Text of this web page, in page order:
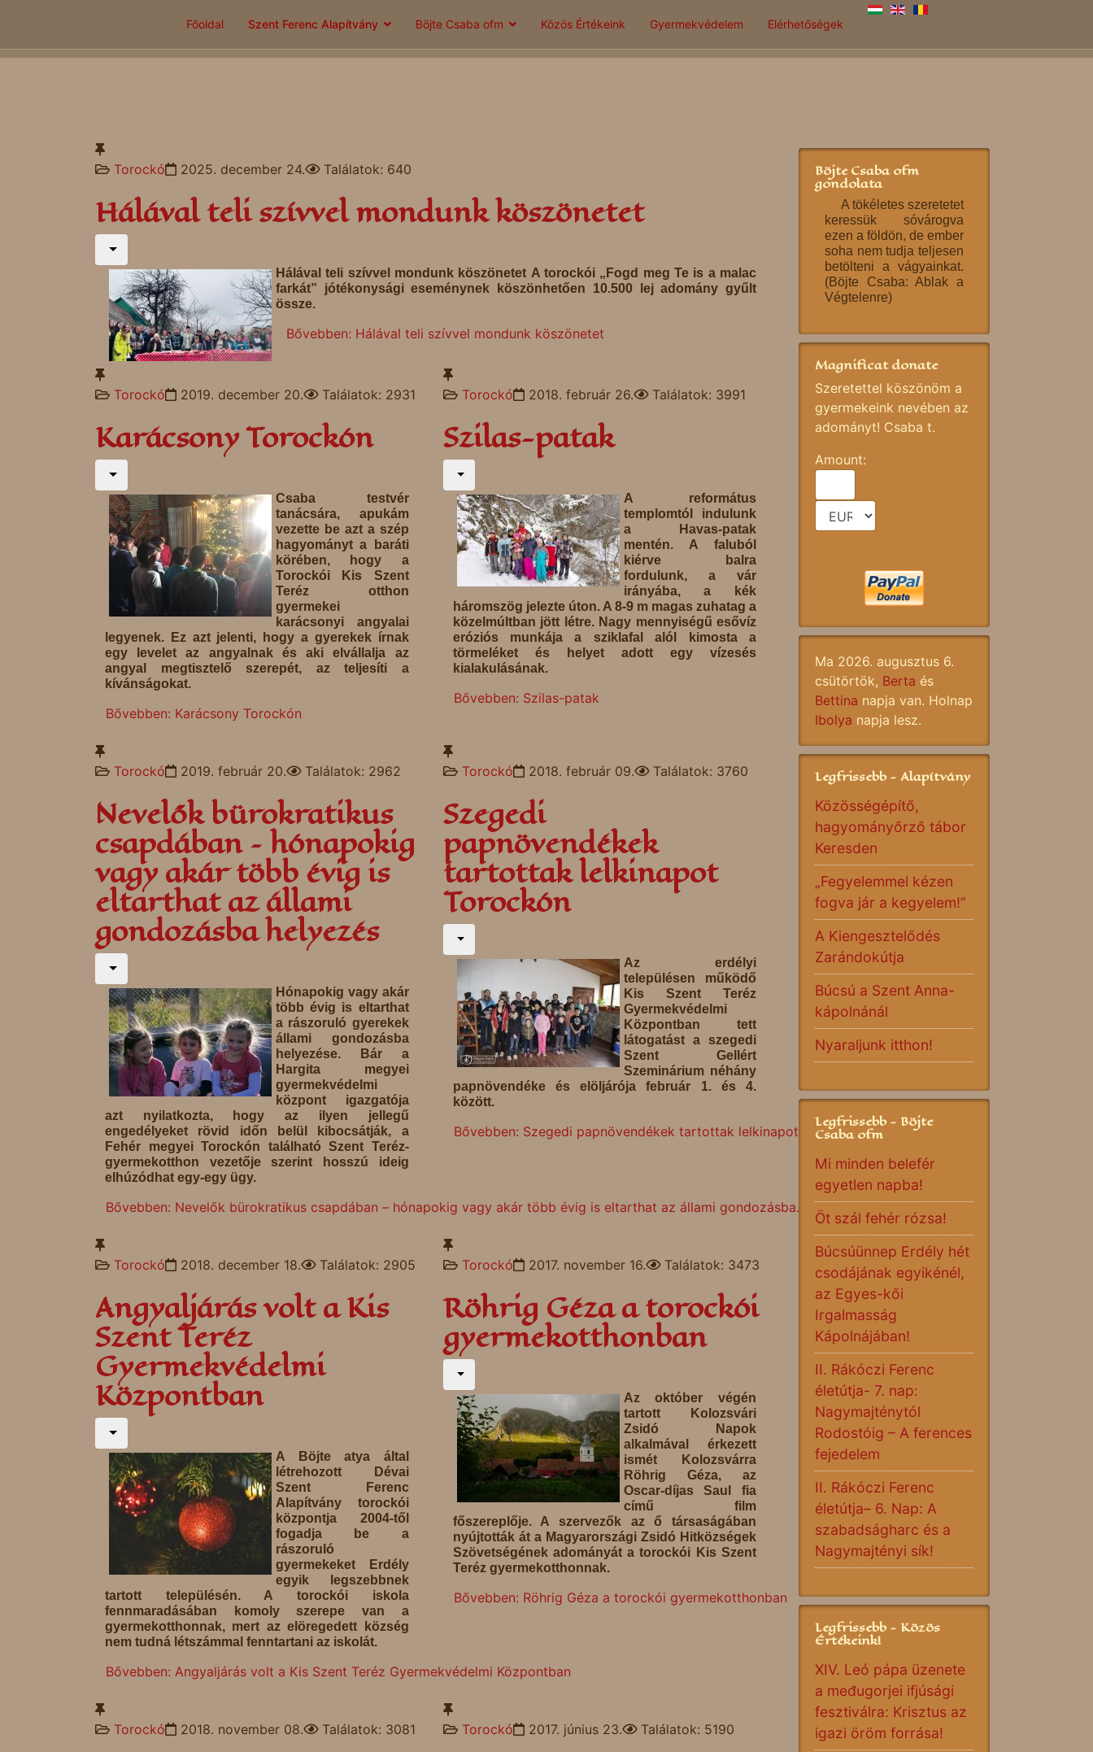
Főoldal Szent Ferenc Alapítvány Böjte Csaba ofm Közös Értékeink Gyermekvédelem Elérhetőségek
Torockó 2025. december 24. Találatok: 640
Hálával teli szívvel mondunk köszönetet
Hálával teli szívvel mondunk köszönetet A torockói „Fogd meg Te is a malac
farkát” jótékonysági eseménynek köszönhetően 10.500 lej adomány gyűlt
össze.
Bővebben: Hálával teli szívvel mondunk köszönetet
Torockó 2019. december 20. Találatok: 2931
Karácsony Torockón
Csaba testvér
tanácsára, apukám
vezette be azt a szép
hagyományt a baráti
körében, hogy a
Torockói Kis Szent
Teréz otthon
gyermekei
karácsonyi angyalai
legyenek. Ez azt jelenti, hogy a gyerekek írnak
egy levelet az angyalnak és aki elvállalja az
angyal megtisztelő szerepét, az teljesíti a
kívánságokat.
Bővebben: Karácsony Torockón
Torockó 2018. február 26. Találatok: 3991
Szilas-patak
A református
templomtól indulunk
a Havas-patak
mentén. A faluból
kiérve balra
fordulunk, a vár
irányába, a kék
háromszög jelezte úton. A 8-9 m magas zuhatag a
közelmúltban jött létre. Nagy mennyiségű esővíz
eróziós munkája a sziklafal alól kimosta a
törmeléket és helyet adott egy vízesés
kialakulásának.
Bővebben: Szilas-patak
Torockó 2019. február 20. Találatok: 2962
Nevelők bürokratikus
csapdában – hónapokig
vagy akár több évig is
eltarthat az állami
gondozásba helyezés
Hónapokig vagy akár
több évig is eltarthat
a rászoruló gyerekek
állami gondozásba
helyezése. Bár a
Hargita megyei
gyermekvédelmi
központ igazgatója
azt nyilatkozta, hogy az ilyen jellegű
engedélyeket rövid időn belül kibocsátják, a
Fehér megyei Torockón található Szent Teréz-
gyermekotthon vezetője szerint hosszú ideig
elhúzódhat egy-egy ügy.
Bővebben: Nevelők bürokratikus csapdában – hónapokig vagy akár több évig is eltarthat az állami gondozásba...
Torockó 2018. február 09. Találatok: 3760
Szegedi
papnövendékek
tartottak lelkinapot
Torockón
Az erdélyi
településen működő
Kis Szent Teréz
Gyermekvédelmi
Központban tett
látogatást a szegedi
Szent Gellért
Szeminárium néhány
papnövendéke és elöljárója február 1. és 4.
között.
Bővebben: Szegedi papnövendékek tartottak lelkinapot Torockón
Torockó 2018. december 18. Találatok: 2905
Angyaljárás volt a Kis
Szent Teréz
Gyermekvédelmi
Központban
A Böjte atya által
létrehozott Dévai
Szent Ferenc
Alapítvány torockói
központja 2004-től
fogadja be a
rászoruló
gyermekeket Erdély
egyik legszebbnek
tartott településén. A torockói iskola
fennmaradásában komoly szerepe van a
gyermekotthonnak, mert az elöregedett község
nem tudná létszámmal fenntartani az iskolát.
Bővebben: Angyaljárás volt a Kis Szent Teréz Gyermekvédelmi Központban
Torockó 2017. november 16. Találatok: 3473
Röhrig Géza a torockói
gyermekotthonban
Az október végén
tartott Kolozsvári
Zsidó Napok
alkalmával érkezett
ismét Kolozsvárra
Röhrig Géza, az
Oscar-díjas Saul fia
című film
főszereplője. A szervezők az ő társaságában
nyújtották át a Magyarországi Zsidó Hitközségek
Szövetségének adományát a torockói Kis Szent
Teréz gyermekotthonnak.
Bővebben: Röhrig Géza a torockói gyermekotthonban
Torockó 2018. november 08. Találatok: 3081 Torockó 2017. június 23. Találatok: 5190
Böjte Csaba ofm
gondolata
A tökéletes szeretetet
keressük sóvárogva
ezen a földön, de ember
soha nem tudja teljesen
betölteni a vágyainkat.
(Böjte Csaba: Ablak a
Végtelenre)
Magnificat donate
Szeretettel köszönöm a
gyermekeink nevében az
adományt! Csaba t.
Amount:
Ma 2026. augusztus 6.
csütörtök, Berta és
Bettina napja van. Holnap
Ibolya napja lesz.
Legfrissebb - Alapítvány
Közösségépítő,
hagyományőrző tábor
Keresden
„Fegyelemmel kézen
fogva jár a kegyelem!”
A Kiengesztelődés
Zarándokútja
Búcsú a Szent Anna-
kápolnánál
Nyaraljunk itthon!
Legfrissebb - Böjte
Csaba ofm
Mi minden belefér
egyetlen napba!
Öt szál fehér rózsa!
Búcsúünnep Erdély hét
csodájának egyikénél,
az Egyes-kői
Irgalmasság
Kápolnájában!
II. Rákóczi Ferenc
életútja- 7. nap:
Nagymajténytól
Rodostóig – A ferences
fejedelem
II. Rákóczi Ferenc
életútja– 6. Nap: A
szabadságharc és a
Nagymajtényi sík!
Legfrissebb - Közös
Értékeink!
XIV. Leó pápa üzenete
a međugorjei ifjúsági
fesztiválra: Krisztus az
igazi öröm forrása!